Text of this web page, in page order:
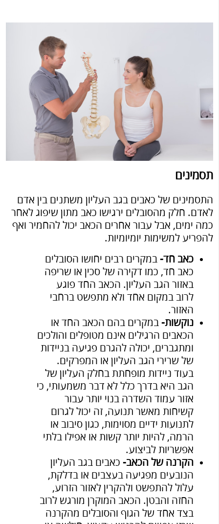
תסמינים
התסמינים של כאבים בגב העליון משתנים בין אדם
לאדם. חלק מהסובלים ירגישו כאב מתון שיפוג לאחר
כמה ימים, אבל עבור אחרים הכאב יכול להחמיר ואף
להפריע למשימות יומיומיות.
כאב חד- במקרים רבים יחושו הסובלים
כאב חד, כמו דקירה של סכין או שריפה
באזור הגב העליון. הכאב החד פוגע
לרוב במקום אחד ולא מתפשט ברחבי
האזור.
נוקשות-במקרים בהם הכאב החד או
הכאבים הרגילים אינם מטופלים והולכים
ומתגברים, יכולה להגרם פגיעה בניידות
של שרירי הגב העליון או המפרקים.
בעוד ניידות מופחתת בחלק העליון של
הגב היא בדרך כלל לא דבר משמעותי, כי
אזור עמוד השדרה בנוי יותר עבור
קשיחות מאשר תנועה, זה יכול לגרום
לתנועות ידיים מסוימות, כגון סיבוב או
הרמה, להיות יותר קשות או אפילו בלתי
אפשריות לביצוע.
הקרנה של הכאב-כאבים בגב העליון
הנובעים מפגיעה בעצבים או בדלקת,
עלול להתפשט ולהקרין לאזור הזרוע,
החזה והבטן. הכאב המוקרן מורגש לרוב
בצד אחד של הגוף והסובלים מהקרנה